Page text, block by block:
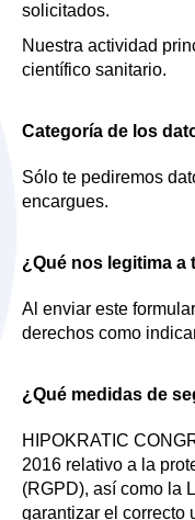
solicitados.
Nuestra actividad
científico sanitario.
Categoría de los
Sólo te pediremos
encargues.
¿Qué nos legitima a
Al enviar este
derechos como
¿Qué medidas de
HIPOKRATIC
2016 relativo a la
(RGPD), así como la
garantizar el correcto